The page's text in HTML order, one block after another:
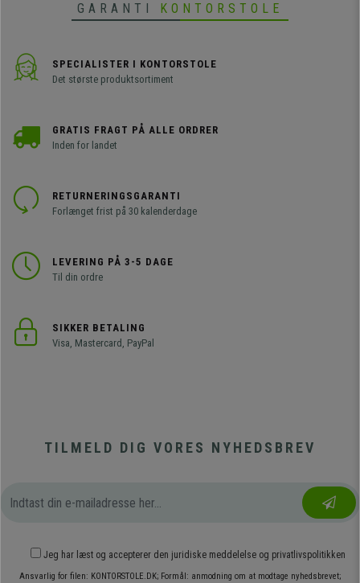
GARANTI KONTORSTOLE
SPECIALISTER I KONTORSTOLE
Det største produktsortiment
GRATIS FRAGT PÅ ALLE ORDRER
Inden for landet
RETURNERINGSGARANTI
Forlænget frist på 30 kalenderdage
LEVERING PÅ 3-5 DAGE
Til din ordre
SIKKER BETALING
Visa, Mastercard, PayPal
TILMELD DIG VORES NYHEDSBREV
Jeg har læst og accepterer den juridiske meddelelse og privatlivspolitikken
Ansvarlig for filen: KONTORSTOLE.DK; Formål: anmodning om at modtage nyhedsbrevet;